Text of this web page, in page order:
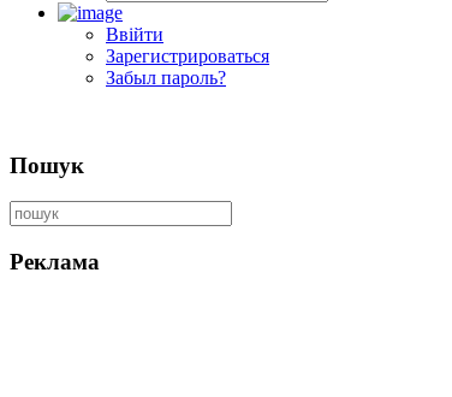
Ввійти
Зарегистрироваться
Забыл пароль?
Пошук
Реклама